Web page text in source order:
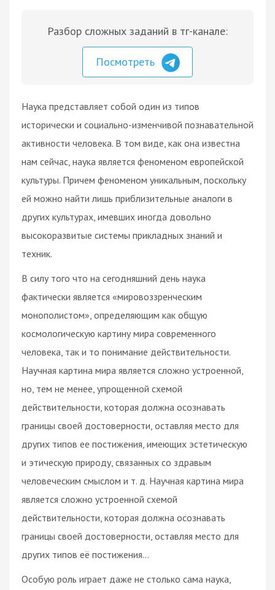
Разбор сложных заданий в тг-канале:
Посмотреть
Наука представляет собой один из типов
исторически и социально-изменчивой познавательной
активности человека. В том виде, как она известна
нам сейчас, наука является феноменом европейской
культуры. Причем феноменом уникальным, поскольку
ей можно найти лишь приблизительные аналоги в
других культурах, имевших иногда довольно
высокоразвитые системы прикладных знаний и
техник.
В силу того что на сегодняшний день наука
фактически является «мировоззренческим
монополистом», определяющим как общую
космологическую картину мира современного
человека, так и то понимание действительности.
Научная картина мира является сложно устроенной,
но, тем не менее, упрощенной схемой
действительности, которая должна осознавать
границы своей достоверности, оставляя место для
других типов ее постижения, имеющих эстетическую
и этическую природу, связанных со здравым
человеческим смыслом и т. д. Научная картина мира
является сложно устроенной схемой
действительности, которая должна осознавать
границы своей достоверности, оставляя место для
других типов её постижения...
Особую роль играет даже не столько сама наука,